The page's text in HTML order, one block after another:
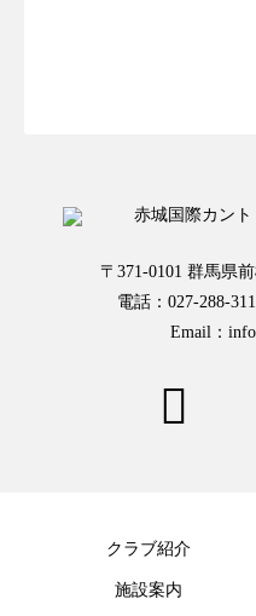
〒371-0101 群馬県
電話：027-288-
Email：
クラブ紹介
施設案内